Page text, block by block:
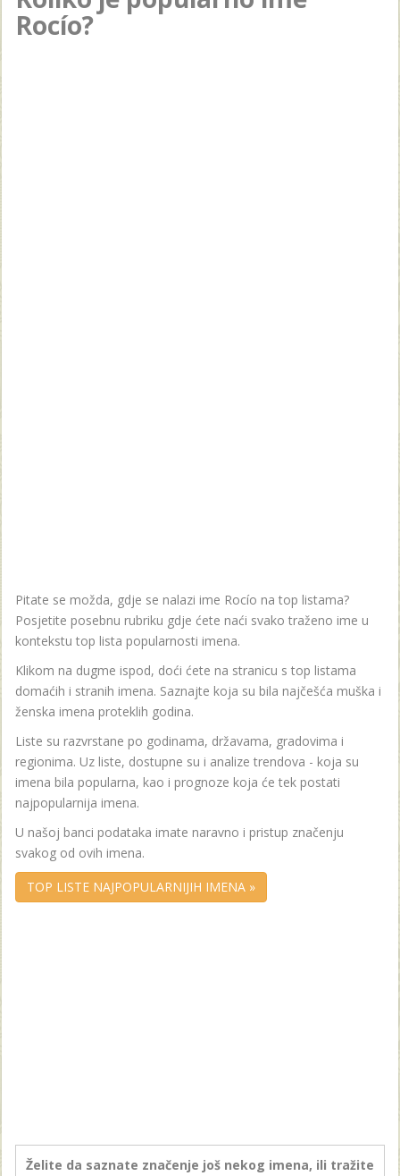
Rocío?
Pitate se možda, gdje se nalazi ime Rocío na top listama?
Posjetite posebnu rubriku gdje ćete naći svako traženo ime u
kontekstu top lista popularnosti imena.
Klikom na dugme ispod, doći ćete na stranicu s top listama
domaćih i stranih imena. Saznajte koja su bila najčešća muška i
ženska imena proteklih godina.
Liste su razvrstane po godinama, državama, gradovima i
regionima. Uz liste, dostupne su i analize trendova - koja su
imena bila popularna, kao i prognoze koja će tek postati
najpopularnija imena.
U našoj banci podataka imate naravno i pristup značenju
svakog od ovih imena.
TOP LISTE NAJPOPULARNIJIH IMENA »
Želite da saznate značenje još nekog imena, ili tražite